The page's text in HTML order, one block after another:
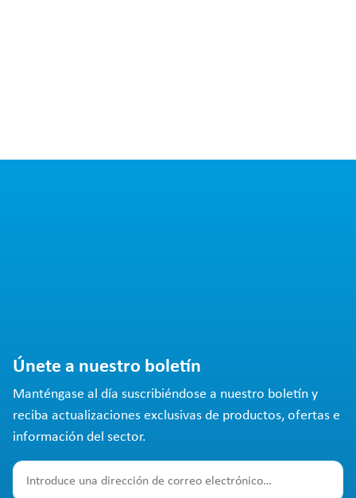
Únete a nuestro boletín
Manténgase al día suscribiéndose a nuestro boletín y
reciba actualizaciones exclusivas de productos, ofertas e
información del sector.